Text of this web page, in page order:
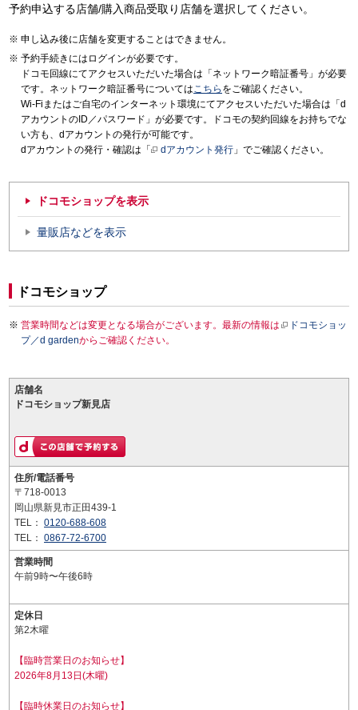
予約申込する店舗/購入商品受取り店舗を選択してください。
申し込み後に店舗を変更することはできません。
予約手続きにはログインが必要です。
ドコモ回線にてアクセスいただいた場合は「ネットワーク暗証番号」が必要
です。ネットワーク暗証番号についてはこちら をご確認ください。
Wi-Fiまたはご自宅のインターネット環境にてアクセスいただいた場合は「d
アカウントのID／パスワード」が必要です。ドコモの契約回線をお持ちでな
い方も、dアカウントの発行が可能です。
dアカウントの発行・確認は「
dアカウント発行 」でご確認ください。
ドコモショップを表示
量販店などを表示
ドコモショップ
営業時間などは変更となる場合がございます。最新の情報は
ドコモショッ
プ／d gardenからご確認ください。
店舗名
ドコモショップ新見店
住所/電話番号
〒718-0013
岡山県新見市正田439-1
TEL： 0120-688-608
TEL： 0867-72-6700
営業時間
午前9時〜午後6時
定休日
第2木曜
【臨時営業日のお知らせ】
2026年8月13日(木曜)
【臨時休業日のお知らせ】